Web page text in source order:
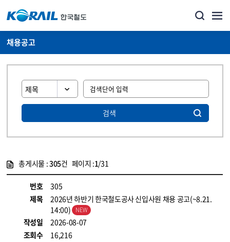
채용공고
검색
총게시물 :305건 페이지 :1/31
번호
305
제목
2026년 하반기 한국철도공사 신입사원 채용 공고(~8.21.
14:00)
작성일
2026-08-07
조회수
16,216